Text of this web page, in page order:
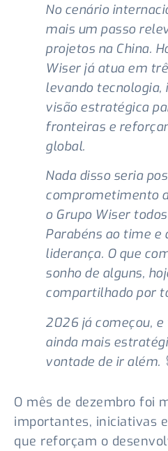
No cenário
mais um passo
projetos na China.
Wiser já atua em
levando tecnologia,
visão estratégica
fronteiras e
global.
Nada disso seria
comprometimento
o Grupo Wiser
Parabéns ao time e
liderança. O que
sonho de alguns,
compartilhado por
2026 já começou,
ainda mais
vontade de ir além.
O mês de dezembro foi
importantes, iniciativas
que reforçam o